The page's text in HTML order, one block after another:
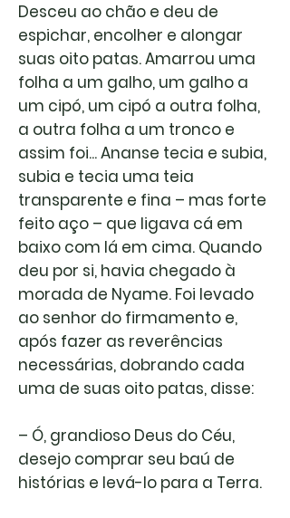
Desceu ao chão e deu de
espichar, encolher e alongar
suas oito patas. Amarrou uma
folha a um galho, um galho a
um cipó, um cipó a outra folha,
a outra folha a um tronco e
assim foi... Ananse tecia e subia,
subia e tecia uma teia
transparente e fina – mas forte
feito aço – que ligava cá em
baixo com lá em cima. Quando
deu por si, havia chegado à
morada de Nyame. Foi levado
ao senhor do firmamento e,
após fazer as reverências
necessárias, dobrando cada
uma de suas oito patas, disse:
– Ó, grandioso Deus do Céu,
desejo comprar seu baú de
histórias e levá-lo para a Terra.